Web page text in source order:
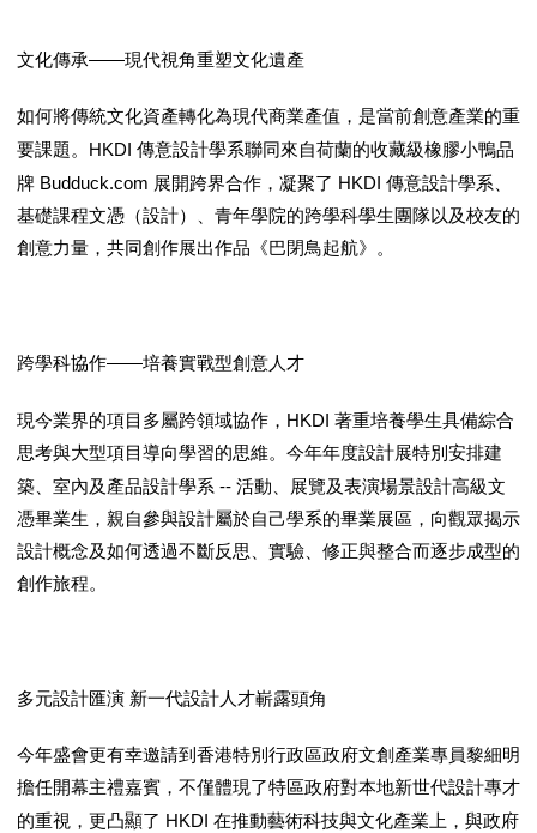
文化傳承——現代視角重塑文化遺產
如何將傳統文化資產轉化為現代商業產值，是當前創意產業的重
要課題。 HKDI 傳意設計學系聯同來自荷蘭的收藏級橡膠小鴨品
牌 Budduck.com 展開跨界合作，凝聚了 HKDI 傳意設計學系、
基礎課程文憑（設計）、青年學院的跨學科學生團隊以及校友的
創意力量，共同創作展出作品《巴閉鳥起航》。
跨學科協作——培養實戰型創意人才
現今業界的項目多屬跨領域協作， HKDI 著重培養學生具備綜合
思考與大型項目導向學習的思維。今年年度設計展特別安排建
築、室內及產品設計學系 -- 活動、展覽及表演場景設計高級文
憑畢業生，親自參與設計屬於自己學系的畢業展區，向觀眾揭示
設計概念及如何透過不斷反思、實驗、修正與整合而逐步成型的
創作旅程。
多元設計匯演 新一代設計人才嶄露頭角
今年盛會更有幸邀請到香港特別行政區政府文創產業專員黎細明
擔任開幕主禮嘉賓，不僅體現了特區政府對本地新世代設計專才
的重視，更凸顯了 HKDI 在推動藝術科技與文化產業上，與政府